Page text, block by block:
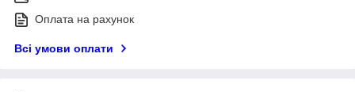
Оплата на рахунок
Всі умови оплати